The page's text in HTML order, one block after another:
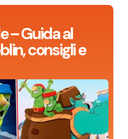
– Guida al
consigli e